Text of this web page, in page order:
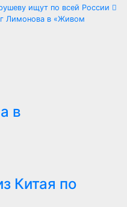
ищут по всей России
Лимонова в «Живом
в
Китая по